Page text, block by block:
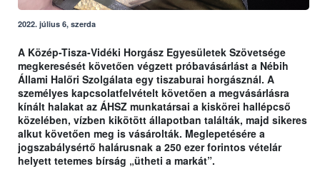
2022. július 6, szerda
A Közép-Tisza-Vidéki Horgász Egyesületek Szövetsége
megkeresését követően végzett próbavásárlást a Nébih
Állami Halőri Szolgálata egy tiszaburai horgásznál. A
személyes kapcsolatfelvételt követően a megvásárlásra
kínált halakat az ÁHSZ munkatársai a kiskörei hallépcső
közelében, vízben kikötött állapotban találták, majd sikeres
alkut követően meg is vásárolták. Meglepetésére a
jogszabálysértő halárusnak a 250 ezer forintos vételár
helyett tetemes bírság „ütheti a markát”.